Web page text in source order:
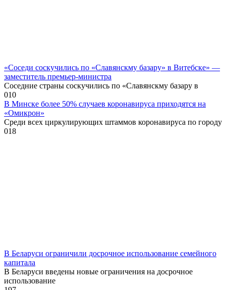
«Соседи соскучились по «Славянскму базару» в Витебске» —
заместитель премьер-министра
Соседние страны соскучились по «Славянскму базару в
010
В Минске более 50% случаев коронавируса приходятся на
«Омикрон»
Среди всех циркулирующих штаммов коронавируса по городу
018
В Беларуси ограничили досрочное использование семейного
капитала
В Беларуси введены новые ограничения на досрочное
использование